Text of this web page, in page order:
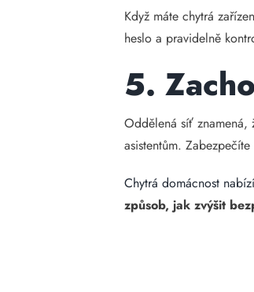
Když máte chytrá
heslo a pravidelně
5.
Oddělená síť znamená,
asistentům.
Chytrá domácnost
způsob, jak zvýšit